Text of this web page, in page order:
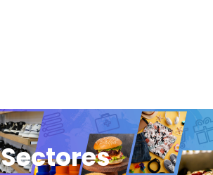
Sectores